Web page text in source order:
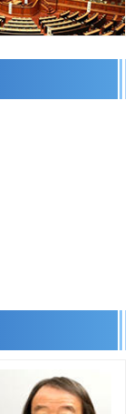
從分子排列資訊中
——中央大學平野晉
護受損神經細胞的
橡膠—黃銅黏接界面
計開闢道路
制老化與炎症，有
超小型GAD67啟動
加所致
安寧